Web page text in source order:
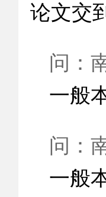
论文交
问：
一般
问：
一般